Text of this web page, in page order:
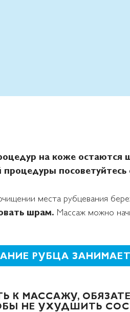
на коже
места рубцевания
шрам. Массаж можно
РУБЦА
К МАССАЖУ,
НЕ УХУДШИТЬ